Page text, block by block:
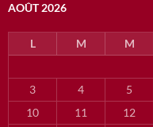
AOÛT 2026
L M M
3
4 5
10
11 12